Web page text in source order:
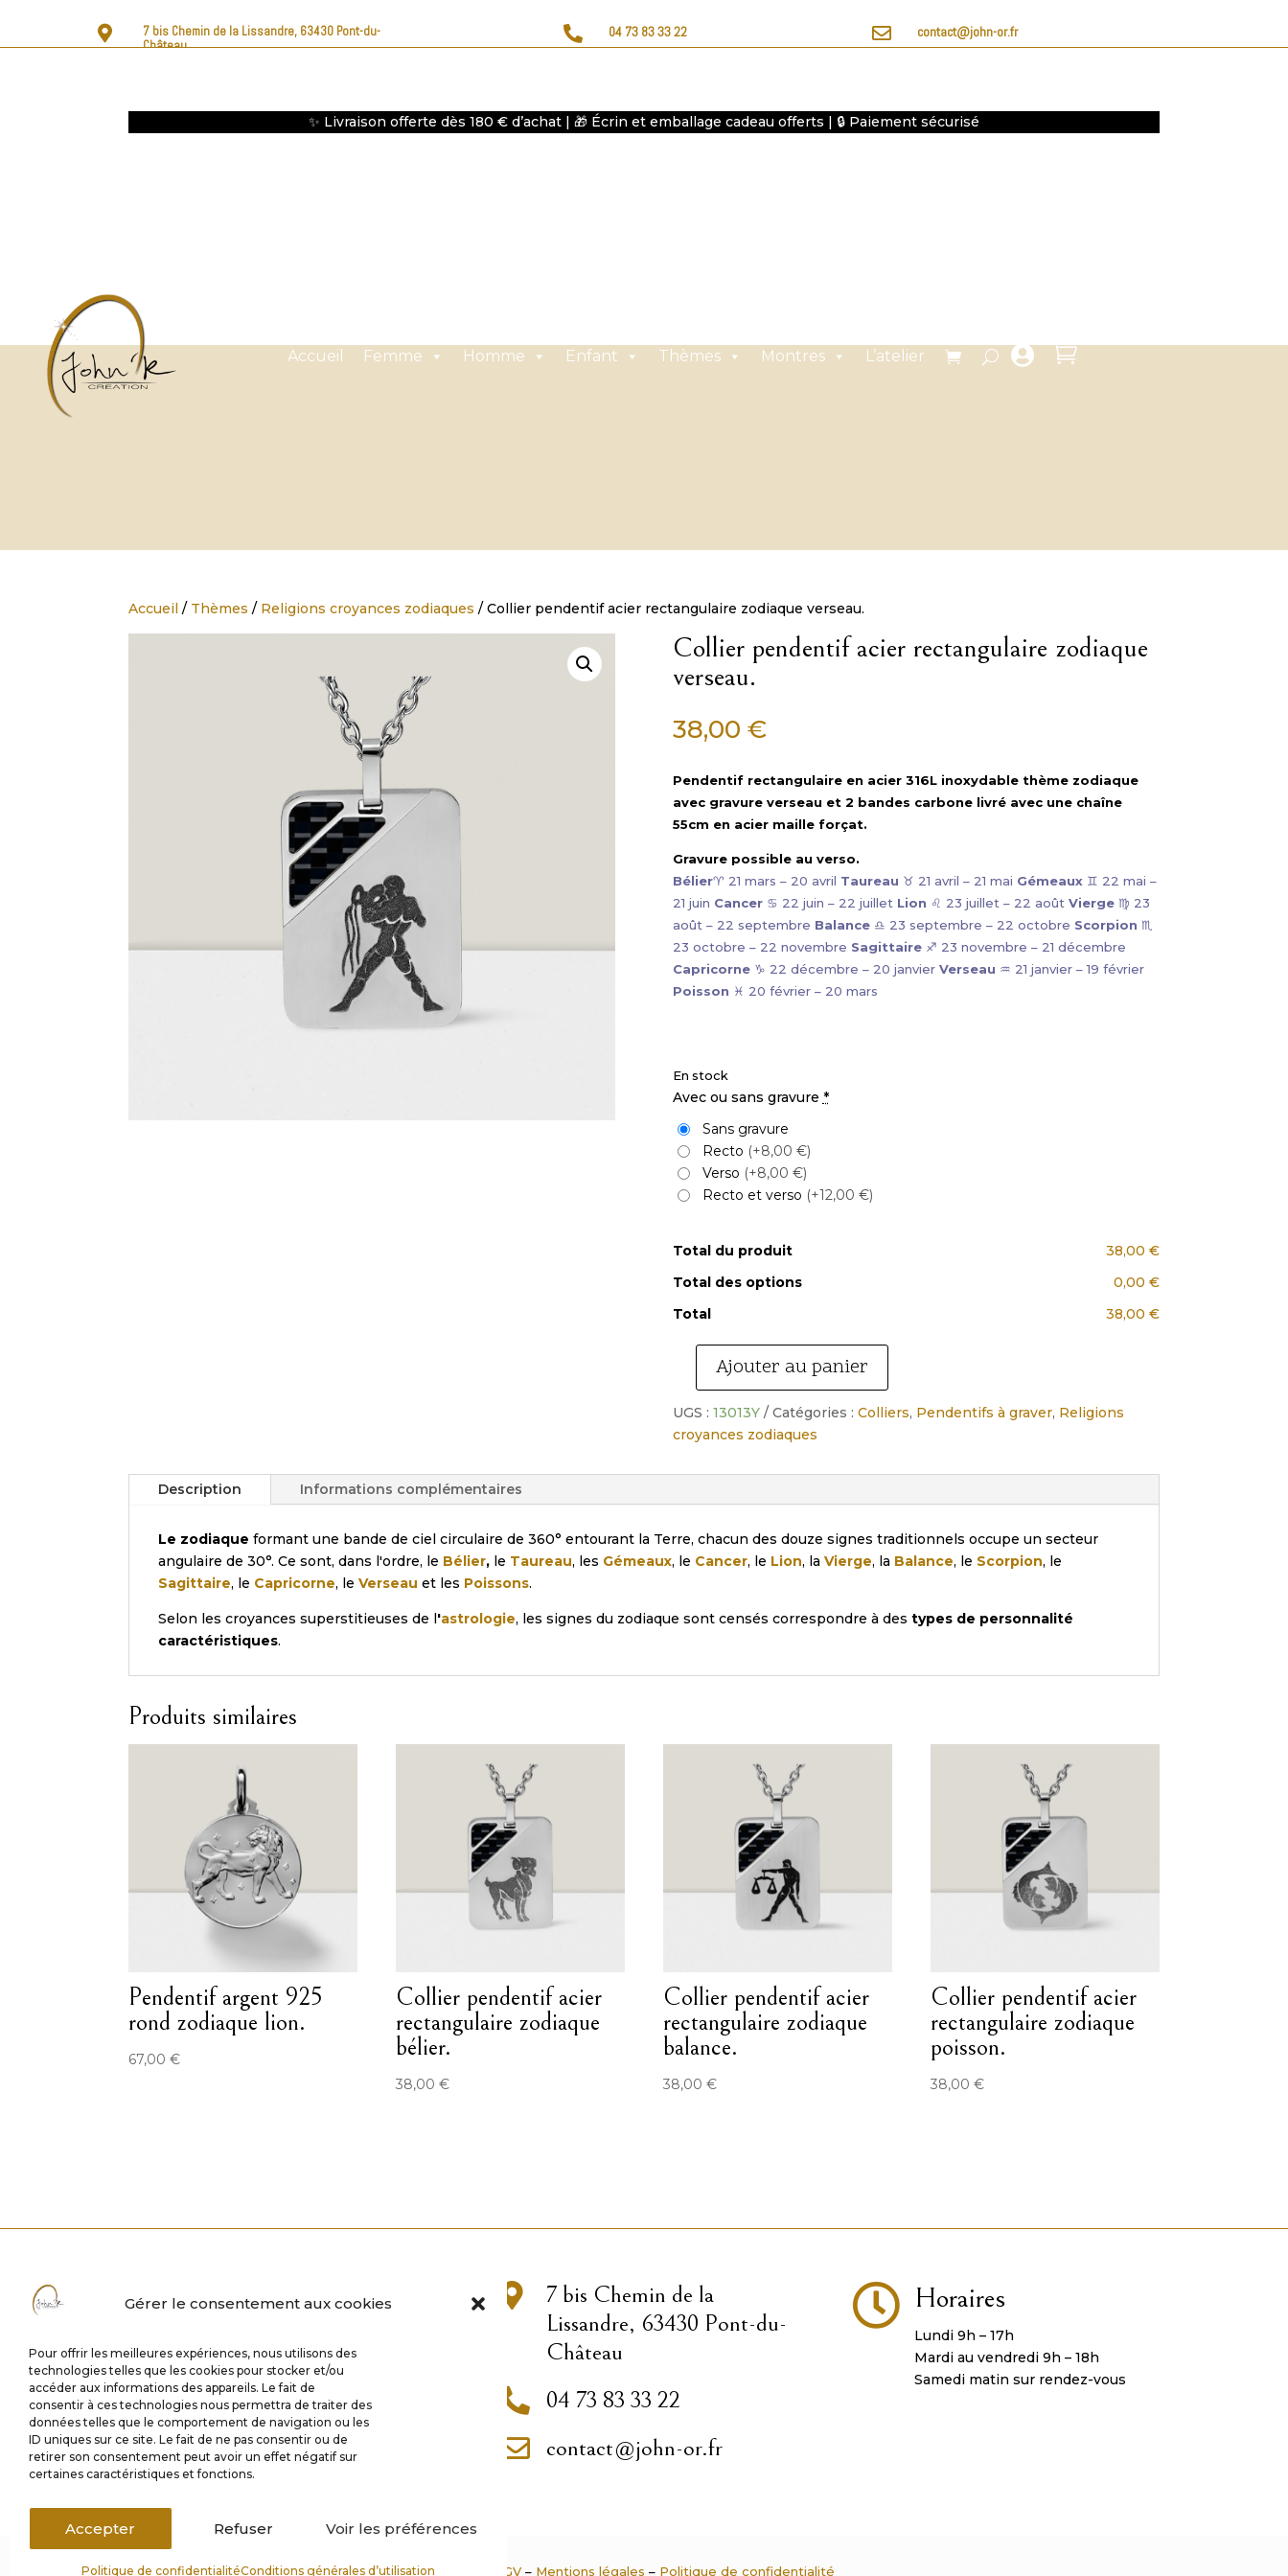
Gérer le consentement aux cookies
Pour offrir les meilleures expériences, nous utilisons des
technologies telles que les cookies pour stocker et/ou
accéder aux informations des appareils. Le fait de
consentir à ces technologies nous permettra de traiter des
données telles que le comportement de navigation ou les
ID uniques sur ce site. Le fait de ne pas consentir ou de
retirer son consentement peut avoir un effet négatif sur
certaines caractéristiques et fonctions.
Accepter Refuser Voir les préférences
Politique de confidentialitéConditions générales d’utilisation

7 bis Chemin de la Lissandre, 63430 Pont-du-
Château
 04 73 83 33 22  contact@john-or.fr
✨ Livraison offerte dès 180 € d’achat | 🎁 Écrin et emballage cadeau offerts | 🔒 Paiement sécurisé
Accueil Femme Homme Enfant Thèmes Montres L’atelier  
Accueil / Thèmes / Religions croyances zodiaques / Collier pendentif acier rectangulaire zodiaque verseau.
Collier pendentif acier rectangulaire zodiaque
verseau.
38,00 €
Pendentif rectangulaire en acier 316L inoxydable thème zodiaque
avec gravure verseau et 2 bandes carbone livré avec une chaîne
55cm en acier maille forçat.
Gravure possible au verso.
Bélier♈ 21 mars – 20 avril Taureau ♉ 21 avril – 21 mai Gémeaux♊ 22 mai –
21 juin Cancer♋ 22 juin – 22 juillet Lion ♌ 23 juillet – 22 août Vierge♍ 23
août – 22 septembre Balance♎ 23 septembre – 22 octobre Scorpion ♏
23 octobre – 22 novembre Sagittaire♐ 23 novembre – 21 décembre
Capricorne♑ 22 décembre – 20 janvier Verseau ♒ 21 janvier – 19 février
Poisson ♓ 20 février – 20 mars
En stock
Avec ou sans gravure *
Sans gravure
Recto (+8,00 €)
Verso (+8,00 €)
Recto et verso (+12,00 €)
Total du produit
38,00 €
Total des options
0,00 €
Total
38,00 €
quantité
Collier
pendentif
zodiaque
verseau.
Ajouter au panier
UGS : 13013Y Catégories : Colliers, Pendentifs à graver, Religions
croyances zodiaques
Description Informations complémentaires
Le zodiaque formant une bande de ciel circulaire de 360° entourant la Terre, chacun des douze signes traditionnels occupe un secteur
angulaire de 30°. Ce sont, dans l'ordre, le Bélier, le Taureau, les Gémeaux, le Cancer, le Lion, la Vierge, la Balance, le Scorpion, le
Sagittaire, le Capricorne, leVerseau et les Poissons.
Selon les croyances superstitieuses de l'astrologie, les signes du zodiaque sont censés correspondre à des types de personnalité
caractéristiques.
Produits similaires
Pendentif argent 925
rond zodiaque lion.
67,00€
Collier pendentif acier
rectangulaire zodiaque
bélier.
38,00€
Collier pendentif acier
rectangulaire zodiaque
balance.
38,00€
Collier pendentif acier
rectangulaire zodiaque
poisson.
38,00€

7 bis Chemin de la
Lissandre, 63430 Pont-du-
Château
 04 73 83 33 22
 contact@john-or.fr
 Horaires
Lundi 9h – 17h
Mardi au vendredi 9h – 18h
Samedi matin sur rendez-vous
CGV– Mentions légales – Politique de confidentialité